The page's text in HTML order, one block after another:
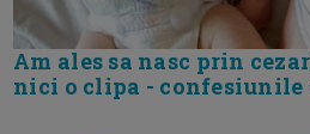
Am ales sa nasc prin
nici o clipa - confesiunile